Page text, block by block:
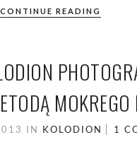
CONTINUE READING
IN KOLODION 1